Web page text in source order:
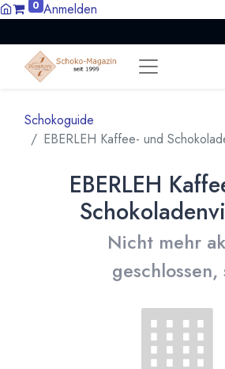
0 Anmelden
Schokoguide
EBERLEH Kaffee- und
EBERLEH
Nicht mehr
geschlossen,